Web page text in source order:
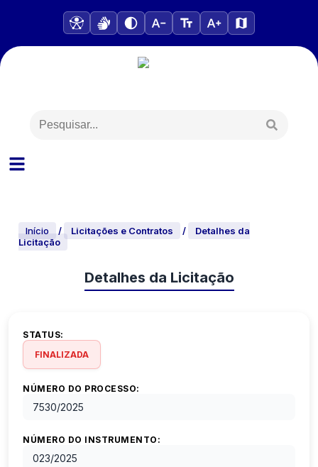
Início / Licitações e Contratos /
Detalhes da
Licitação
Detalhes da Licitação
STATUS:
FINALIZADA
NÚMERO DO PROCESSO:
7530/2025
NÚMERO DO INSTRUMENTO:
023/2025